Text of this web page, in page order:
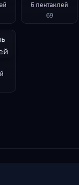
6 пентаклей
69